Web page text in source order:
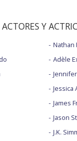
ACTORES Y
Nathan
Adèle
Jessica
James
Jason
J.K.